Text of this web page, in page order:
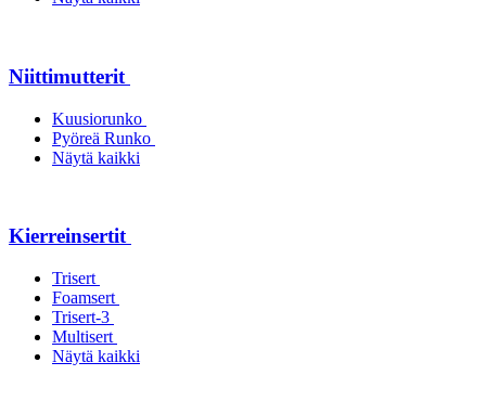
Niittimutterit
Kuusiorunko
Pyöreä Runko
Näytä kaikki
Kierreinsertit
Trisert
Foamsert
Trisert-3
Multisert
Näytä kaikki